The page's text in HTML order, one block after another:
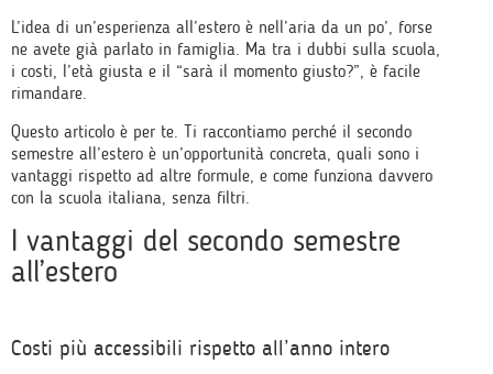
L’idea di un’esperienza all’estero è nell’aria da un po’, forse
ne avete già parlato in famiglia. Ma tra i dubbi sulla scuola,
i costi, l’età giusta e il “sarà il momento giusto?”, è facile
rimandare.
Questo articolo è per te. Ti raccontiamo perché il secondo
semestre all’estero è un’opportunità concreta, quali sono i
vantaggi rispetto ad altre formule, e come funziona davvero
con la scuola italiana, senza filtri.
I vantaggi del secondo semestre
all’estero
Costi più accessibili rispetto all’anno intero